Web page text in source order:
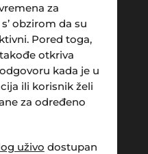
za
obzirom da su
Pored toga,
otkriva
kada je u
ili korisnik želi
za određeno
uživo dostupan